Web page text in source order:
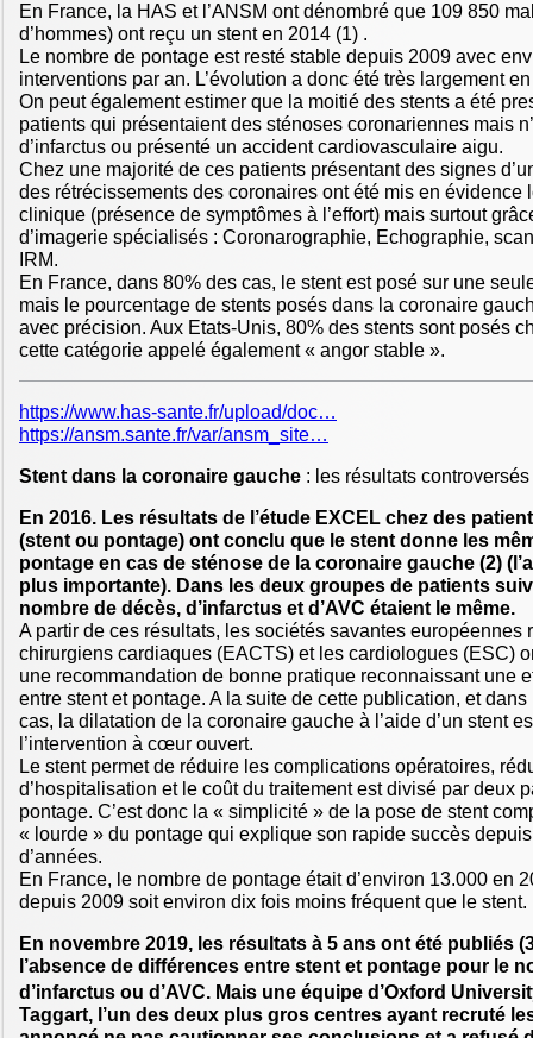
En France, la HAS et l’ANSM ont dénombré que 109 850
d’hommes) ont reçu un stent en 2014 (1) .
Le nombre de pontage est resté stable depuis 2009 avec
interventions par an. L’évolution a donc été très largement
On peut également estimer que la moitié des stents a été
patients qui présentaient des sténoses coronariennes mais
d’infarctus ou présenté un accident cardiovasculaire aigu.
Chez une majorité de ces patients présentant des signes
des rétrécissements des coronaires ont été mis en évidence
clinique (présence de symptômes à l’effort) mais surtout
d’imagerie spécialisés : Coronarographie, Echographie,
IRM.
En France, dans 80% des cas, le stent est posé sur une
mais le pourcentage de stents posés dans la coronaire
avec précision. Aux Etats-Unis, 80% des stents sont posés
cette catégorie appelé également « angor stable ».
https://www.has-sante.fr/upload/doc…
https://ansm.sante.fr/var/ansm_site…
Stent dans la coronaire gauche : les résultats
En 2016. Les résultats de l’étude EXCEL chez des
(stent ou pontage) ont conclu que le stent donne les
pontage en cas de sténose de la coronaire gauche (2)
plus importante). Dans les deux groupes de patients
nombre de décès, d’infarctus et d’AVC étaient le même.
A partir de ces résultats, les sociétés savantes européennes
chirurgiens cardiaques (EACTS) et les cardiologues (ESC)
une recommandation de bonne pratique reconnaissant une
entre stent et pontage. A la suite de cette publication, et
cas, la dilatation de la coronaire gauche à l’aide d’un stent
l’intervention à cœur ouvert.
Le stent permet de réduire les complications opératoires,
d’hospitalisation et le coût du traitement est divisé par deux
pontage. C’est donc la « simplicité » de la pose de stent
« lourde » du pontage qui explique son rapide succès
d’années.
En France, le nombre de pontage était d’environ 13.000 en
depuis 2009 soit environ dix fois moins fréquent que le stent.
En novembre 2019, les résultats à 5 ans ont été publiés
l’absence de différences entre stent et pontage pour le
d’infarctus ou d’AVC. Mais une équipe d’Oxford
Taggart, l’un des deux plus gros centres ayant recruté